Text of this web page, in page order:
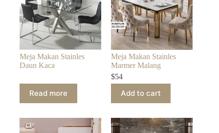
Meja Makan Stainles
Daun Kaca
Read more
Meja Makan Stainles
Marmer Malang
$54
Add to cart